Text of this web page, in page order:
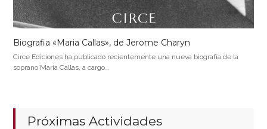
Biografia «Maria Callas», de Jerome Charyn
Circe Ediciones ha publicado recientemente una nueva biografía de la
soprano Maria Callas, a cargo…
Próximas Actividades